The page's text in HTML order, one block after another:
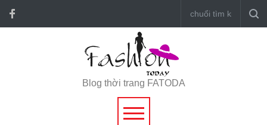
Blog thời trang FATODA